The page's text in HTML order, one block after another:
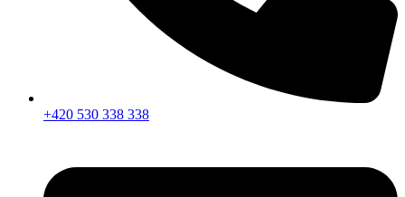
+420 530 338 338